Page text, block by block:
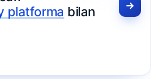
platforma bilan